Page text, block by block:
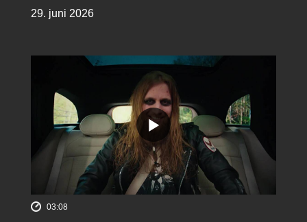
29. juni 2026
03:08